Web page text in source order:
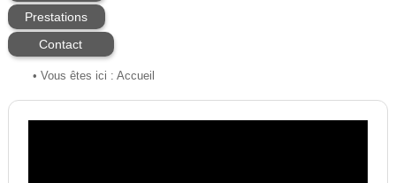
Prestations
Contact
• Vous êtes ici : Accueil